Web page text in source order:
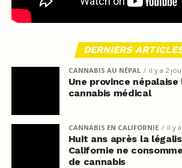
DERNIERS
CANNABIS AU NÉPAL il y a 2
Une province népalaise
cannabis médical
CANNABIS EN CALIFORNIE il y
Huit ans après la
Californie ne
de cannabis